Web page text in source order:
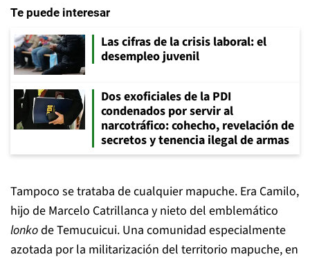
Te puede interesar
Las cifras de la crisis laboral: el
desempleo juvenil
Dos exoficiales de la PDI
condenados por servir al
narcotráfico: cohecho, revelación de
secretos y tenencia ilegal de armas
Tampoco se trataba de cualquier mapuche. Era Camilo,
hijo de Marcelo Catrillanca y nieto del emblemático
lonkode Temucuicui. Una comunidad especialmente
azotada por la militarización del territorio mapuche, en